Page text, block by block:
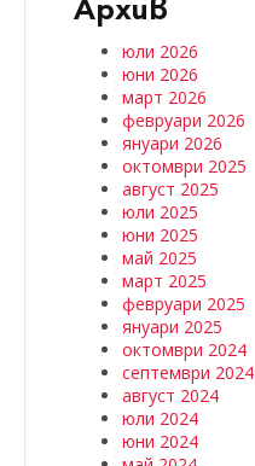
юли 2026
юни 2026
март 2026
февруари 2026
януари 2026
октомври 2025
август 2025
юли 2025
юни 2025
май 2025
март 2025
февруари 2025
януари 2025
октомври 2024
септември 2024
август 2024
юли 2024
юни 2024